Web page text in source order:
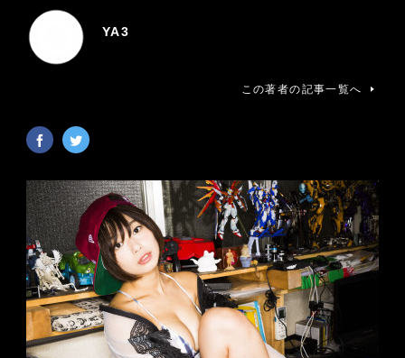
YA3
この著者の記事一覧へ